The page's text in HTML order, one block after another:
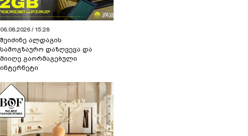
06.08.2026 / 15:28
შეიძინე ალდაგის
სამოგზაურო დაზღვევა და
მიიღე გაორმაგებული
ინტერნეტი